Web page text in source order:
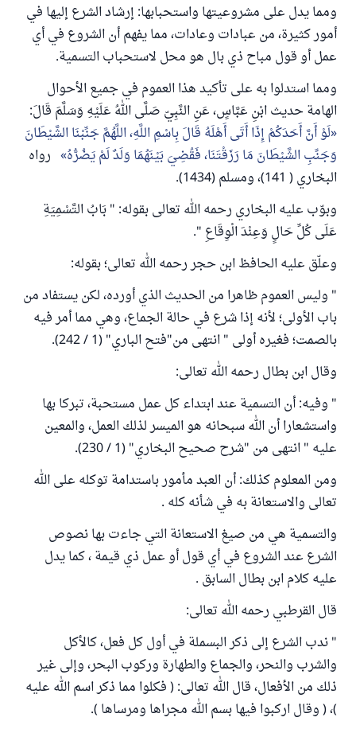
ومما يدل على مشروعيتها واستحبابها: إرشاد الشرع إليها في
أمور كثيرة، من عبادات وعادات، مما يفهم أن الشروع في أي
عمل أو قول مباح ذي بال هو محل لاستحباب التسمية.
ومما استدلوا به على تأكيد هذا العموم في جميع الأحوال
الهامة حديث ابْنِ عَبَّاسٍ، عَنِ النَّبِيّ صَلَّى اللهُ عَلَيْهِ وَسَلَّمَ قَالَ:
لَوْ أَنَّ أَحَدَكُمْ إِذَا أَتَى أَهْلَهُ قَالَ بِاسْمِ اللَّهِ، اللَّهُمَّ جَنِّبْنَا الشَّيْطَانَ
وَجَنِّبِ الشَّيْطَانَ مَا رَزَقْتَنَا، فَقُضِيَ بَيْنَهُمَا وَلَدٌ لَمْ يَضُرُّهُ
رواه
البخاري ( 141)، ومسلم (1434).
وبوّب عليه البخاري رحمه الله تعالى بقوله: " بَابُ التَّسْمِيَةِ
عَلَى كُلِّ حَالٍ وَعِنْدَ الْوِقَاعِ ".
وعلّق عليه الحافظ ابن حجر رحمه الله تعالى؛ بقوله:
" وليس العموم ظاهرا من الحديث الذي أورده، لكن يستفاد من
باب الأولى؛ لأنه إذا شرع في حالة الجماع، وهي مما أمر فيه
بالصمت؛ فغيره أولى " انتهى من"فتح الباري" (1 / 242).
وقال ابن بطال رحمه الله تعالى:
" وفيه: أن التسمية عند ابتداء كل عمل مستحبة، تبركا بها
واستشعارا أن الله سبحانه هو الميسر لذلك العمل، والمعين
عليه " انتهى من "شرح صحيح البخاري" (1 / 230).
ومن المعلوم كذلك: أن العبد مأمور باستدامة توكله على الله
تعالى والاستعانة به في شأنه كله .
والتسمية هي من صيغ الاستعانة التي جاءت بها نصوص
الشرع عند الشروع في أي قول أو عمل ذي قيمة ، كما يدل
عليه كلام ابن بطال السابق .
قال القرطبي رحمه الله تعالى:
" ندب الشرع إلى ذكر البسملة في أول كل فعل، كالأكل
والشرب والنحر، والجماع والطهارة وركوب البحر، وإلى غير
ذلك من الأفعال، قال الله تعالى: ( فكلوا مما ذكر اسم الله عليه
)، ( وقال اركبوا فيها بسم الله مجراها ومرساها ).